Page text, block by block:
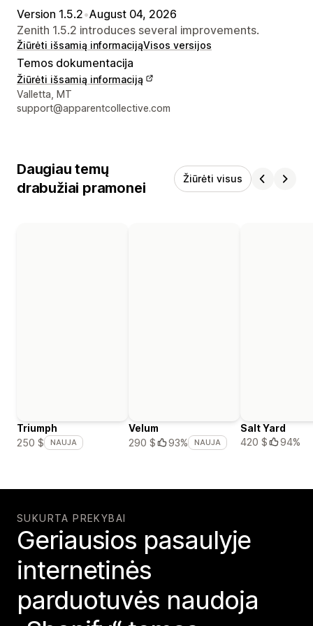
Version 1.5.2•August 04, 2026
Zenith 1.5.2 introduces several improvements.
Žiūrėti išsamią informacijąVisos versijos
Temos dokumentacija
Žiūrėti išsamią informaciją
Kūrėjo kontaktiniai duomenys
Valletta, MT
support@apparentcollective.com
Daugiau temų
drabužiai pramonei
Žiūrėti visus
Triumph
250 $
NAUJA
Velum
290 $
93% NAUJA
Salt Yard
420 $
94%
SUKURTA PREKYBAI
Geriausios pasaulyje
internetinės
parduotuvės naudoja